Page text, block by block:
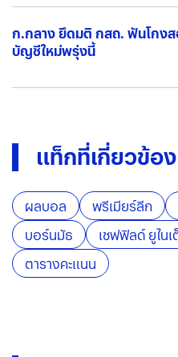
ก.กลาง ยึดมติ กสถ. ฟันโกงส
บัญชีใหม่พรุ่งนี้
แท็กที่เกี่ยวข้อง
ผลบอล พรีเมียร์ลีก
บอร์นมัธ
เชฟฟิลด์ ยูไน
ตารางคะแนน